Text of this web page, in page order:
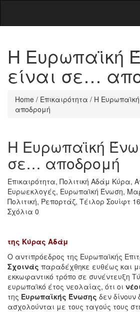
Η Ευρωπαϊκή
είναι σε…
Home / Επικαιρότητα / Η
αποδρομή
Η Ευρωπαϊκή
σε… αποδρομή
Επικαιρότητα, Πολιτική Αδάμ Κύρα,
Ευρωεκλογές, Ευρωπαϊκή Ένωση,
Πολιτική, Ρεπορτάζ, Τέιλορ Σουίφτ
Σχόλια 0
της Κύρας Αδάμ
Ο αντιπρόεδρος της Ευρωπαϊκής
Σχοινάς παραδέχθηκε ευθέως και
εκκωφαντικό τρόπο σε συνέντευξη
ευρωπαϊκό έτος νεολαίας, ότι οι
της Ευρωπαϊκής Ένωσης δεν
ασχολούνται με τους ταγούς τους